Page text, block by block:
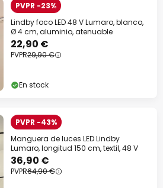
PVPR -23%
Lindby foco LED 48 V Lumaro, blanco,
Ø 4 cm, aluminio, atenuable
22,90 €
PVPR29,90 €
En stock
PVPR -43%
Manguera de luces LED Lindby
Lumaro, longitud 150 cm, textil, 48 V
36,90 €
PVPR64,90 €